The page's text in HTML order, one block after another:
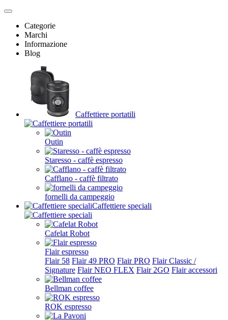
Categorie
Marchi
Informazione
Blog
Caffettiere portatili
Outin
Staresso - caffè espresso
Cafflano - caffè filtrato
fornelli da campeggio
Caffettiere speciali
Cafelat Robot
Flair espresso
Flair 58 Flair 49 PRO Flair PRO Flair Classic /
Signature Flair NEO FLEX Flair 2GO Flair accessori
Bellman coffee
ROK espresso